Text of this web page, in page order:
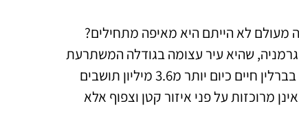
מעולם לא הייתם היא מאיפה מתחילים?
שהיא עיר עצומה בגודלה המשתרעת
על פני שטח 890 קמ"ר, מה שהופך אותה לגדולה פי 9 (!) מפריז. בברלין חיים כיום יותר מ3.6 מיליון תושבים
מרוכזות על פני איזור קטן וצפוף אלא